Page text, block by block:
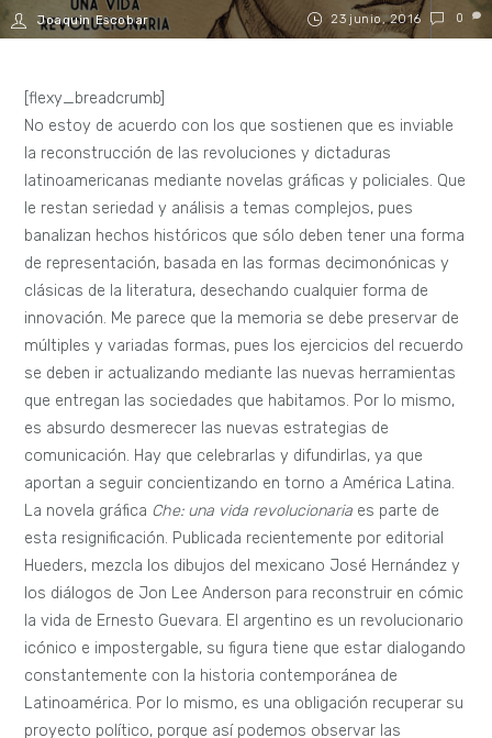
23 junio, 2016
Joaquin Escobar 0
[flexy_breadcrumb]
No estoy de acuerdo con los que sostienen que es inviable
la reconstrucción de las revoluciones y dictaduras
latinoamericanas mediante novelas gráficas y policiales. Que
le restan seriedad y análisis a temas complejos, pues
banalizan hechos históricos que sólo deben tener una forma
de representación, basada en las formas decimonónicas y
clásicas de la literatura, desechando cualquier forma de
innovación. Me parece que la memoria se debe preservar de
múltiples y variadas formas, pues los ejercicios del recuerdo
se deben ir actualizando mediante las nuevas herramientas
que entregan las sociedades que habitamos. Por lo mismo,
es absurdo desmerecer las nuevas estrategias de
comunicación. Hay que celebrarlas y difundirlas, ya que
aportan a seguir concientizando en torno a América Latina.
La novela gráfica Che: una vida revolucionaria es parte de
esta resignificación. Publicada recientemente por editorial
Hueders, mezcla los dibujos del mexicano José Hernández y
los diálogos de Jon Lee Anderson para reconstruir en cómic
la vida de Ernesto Guevara. El argentino es un revolucionario
icónico e impostergable, su figura tiene que estar dialogando
constantemente con la historia contemporánea de
Latinoamérica. Por lo mismo, es una obligación recuperar su
proyecto político, porque así podemos observar las